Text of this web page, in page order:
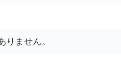
りません。